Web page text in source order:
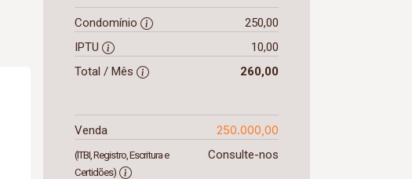
Condomínio
250,00
IPTU
10,00
Total / Mês
260,00
Venda 250.000,00
(ITBI, Registro, Escritura e
Certidões)
Consulte-nos